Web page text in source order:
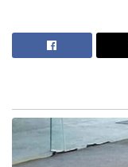
അന്ന് ഫ്രാൻസ്
ആത്മ നിർഭർ
തദ്ദേശീയമായി
കപ്പൽ കമ്മീഷൻ